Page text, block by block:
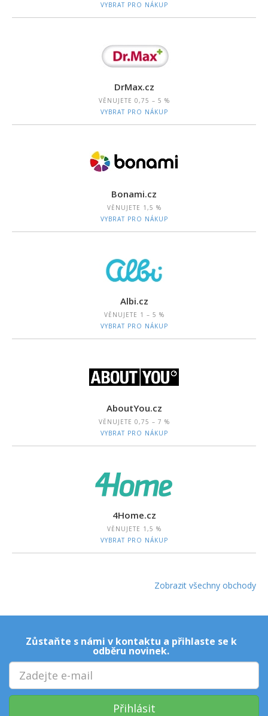
VYBRAT PRO NÁKUP
DrMax.cz
VĚNUJETE 0,75 – 5 %
VYBRAT PRO NÁKUP
Bonami.cz
VĚNUJETE 1,5 %
VYBRAT PRO NÁKUP
Albi.cz
VĚNUJETE 1 – 5 %
VYBRAT PRO NÁKUP
AboutYou.cz
VĚNUJETE 0,75 – 7 %
VYBRAT PRO NÁKUP
4Home.cz
VĚNUJETE 1,5 %
VYBRAT PRO NÁKUP
Zobrazit všechny obchody
Zůstaňte s námi v kontaktu a přihlaste se k
odběru novinek.
Přihlásit